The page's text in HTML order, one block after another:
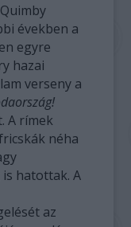
években a
egyre
hazai
verseny a
A rímek
néha
hatottak. A
az